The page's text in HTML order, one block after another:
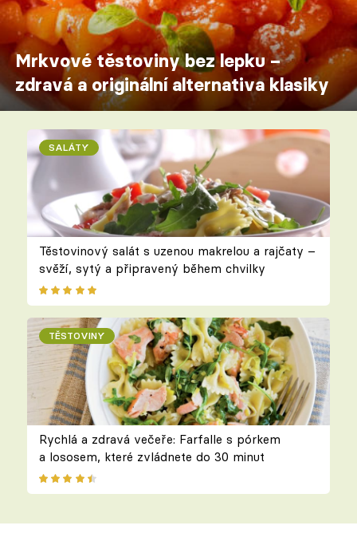
Mrkvové těstoviny bez lepku –
zdravá a originální alternativa klasiky
SALÁTY
Těstovinový salát s uzenou makrelou a rajčaty –
svěží, sytý a připravený během chvilky
TĚSTOVINY
Rychlá a zdravá večeře: Farfalle s pórkem
a lososem, které zvládnete do 30 minut